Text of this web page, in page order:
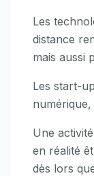
Les
distance
mais aussi
Les start-
Une
en réalité
dès lors